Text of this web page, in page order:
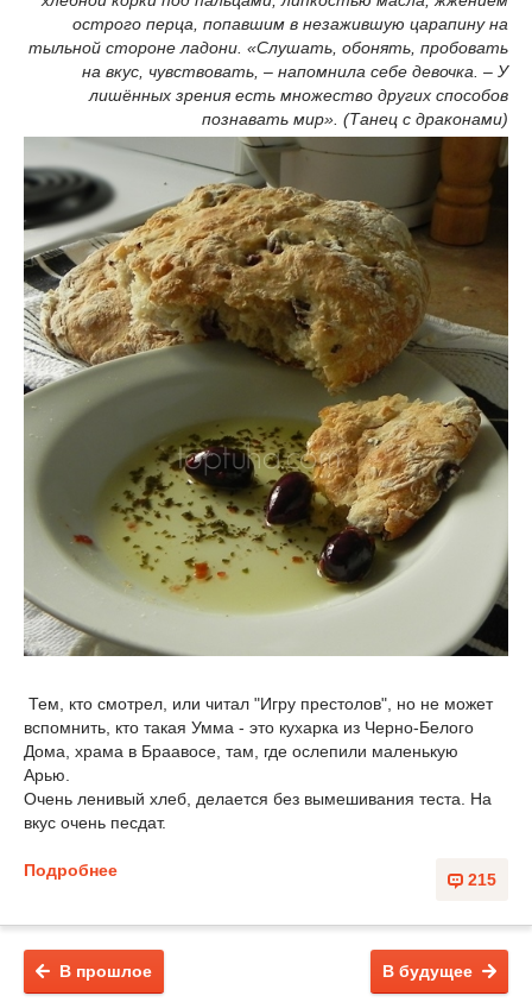
острого перца, попавшим в незажившую царапину на
тыльной стороне ладони. «Слушать, обонять, пробовать
на вкус, чувствовать, – напомнила себе девочка. – У
лишённых зрения есть множество других способов
познавать мир». (Танец с драконами)
Тем, кто смотрел, или читал "Игру престолов", но не может
вспомнить, кто такая Умма - это кухарка из Черно-Белого
Дома, храма в Браавосе, там, где ослепили маленькую
Арью.
Очень ленивый хлеб, делается без вымешивания теста. На
вкус очень песдат.
215
Подробнее
В будущее
В прошлое